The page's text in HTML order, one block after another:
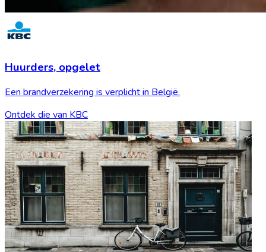
Huurders, opgelet
Een brandverzekering is verplicht in België.
Ontdek die van KBC